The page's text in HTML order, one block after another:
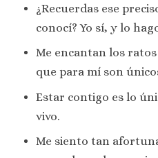
¿Recuerdas ese
conocí? Yo sí, y lo
Me encantan los
que para mí son
Estar contigo es lo
vivo.
Me siento tan